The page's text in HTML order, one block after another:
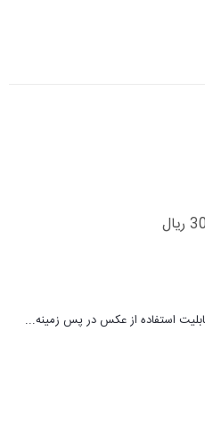
استفاده از عکس در پس زمینه...